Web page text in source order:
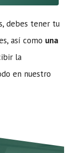
debes tener tu
así como una
la
en nuestro